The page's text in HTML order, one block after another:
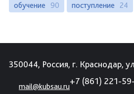
обучение 90 поступление 24
350044, Россия, г. Краснодар,
mail@kubsau.ru
+7 (861) 221-